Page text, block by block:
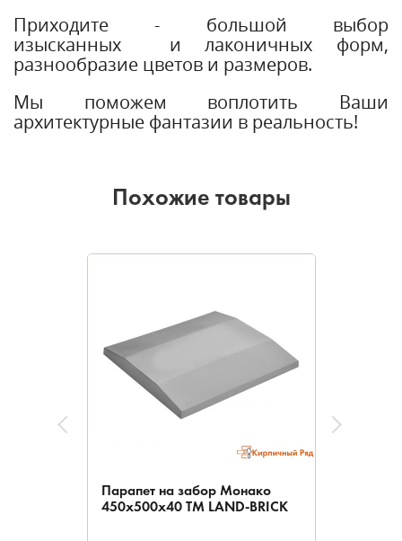
Приходите - большой выбор
изысканных и лаконичных форм,
разнообразие цветов и размеров.
Мы поможем воплотить Ваши
архитектурные фантазии в реальность!
Похожие товары
Парапет на забор Монако
450х500х40 ТМ LAND-BRICK